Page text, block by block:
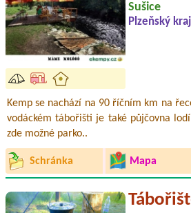
Sušice
Plzeňský kraj
Kemp se nachází na 90 říčním km na
vodáckém tábořišti je také půjčovna
zde možné parko..
Schránka Mapa